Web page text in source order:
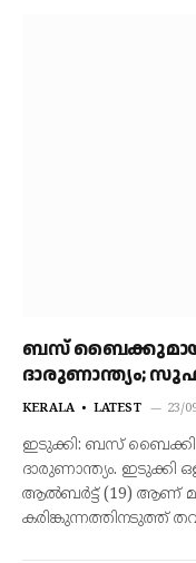
ബസ് ബൈക്കുമായി
ദാരുണാന്ത്യം;
KERALA LATEST 23/
ഇടുക്കി: ബസ്
ദാരുണാന്ത്യം. ഇടുക്കി
ആൽബർട്ട് (19) ആണ്
കരിങ്കുന്നത്തിനടുത്ത്